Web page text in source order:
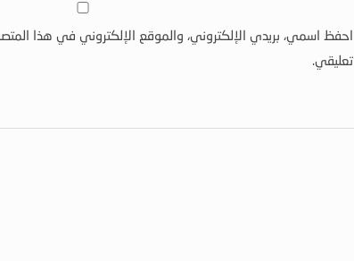
احفظ اسمي، بريدي الإلكتروني، والموقع الإلكتروني في هذا
تعليقي.